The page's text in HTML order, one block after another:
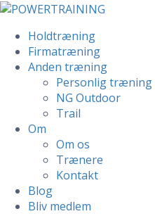
Holdtræning
Firmatræning
Anden træning
Personlig træning
NG Outdoor
Trail
Om
Om os
Trænere
Kontakt
Blog
Bliv medlem